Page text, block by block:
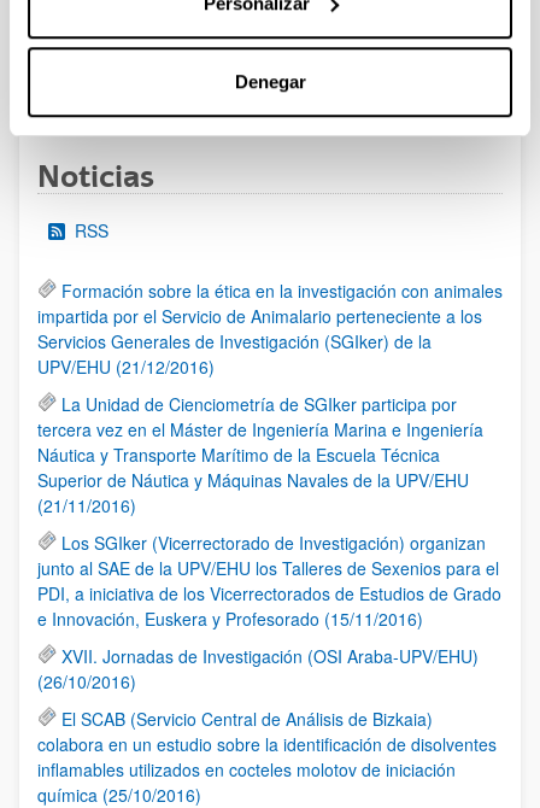
Denegar
al 30/07/2026 (ambos incluídos)
PáginaPáginaPágina
3 ...Páginas intermedias Use TAB
Noticias
RSS
Formación sobre la ética en la investigación con animales
impartida por el Servicio de Animalario perteneciente a los
Servicios Generales de Investigación (SGIker) de la
UPV/EHU (21/12/2016)
La Unidad de Cienciometría de SGIker participa por
tercera vez en el Máster de Ingeniería Marina e Ingeniería
Náutica y Transporte Marítimo de la Escuela Técnica
Superior de Náutica y Máquinas Navales de la UPV/EHU
(21/11/2016)
Los SGIker (Vicerrectorado de Investigación) organizan
junto al SAE de la UPV/EHU los Talleres de Sexenios para el
PDI, a iniciativa de los Vicerrectorados de Estudios de Grado
e Innovación, Euskera y Profesorado (15/11/2016)
XVII. Jornadas de Investigación (OSI Araba-UPV/EHU)
(26/10/2016)
El SCAB (Servicio Central de Análisis de Bizkaia)
colabora en un estudio sobre la identificación de disolventes
inflamables utilizados en cocteles molotov de iniciación
química (25/10/2016)